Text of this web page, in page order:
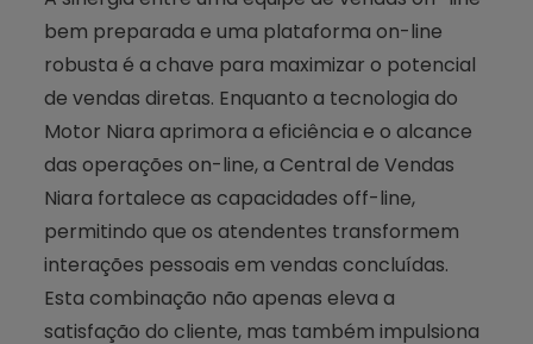
bem preparada e uma plataforma on-line
robusta é a chave para maximizar o potencial
de vendas diretas. Enquanto a tecnologia do
Motor Niara aprimora a eficiência e o alcance
das operações on-line, a Central de Vendas
Niara fortalece as capacidades off-line,
permitindo que os atendentes transformem
interações pessoais em vendas concluídas.
Esta combinação não apenas eleva a
satisfação do cliente, mas também impulsiona